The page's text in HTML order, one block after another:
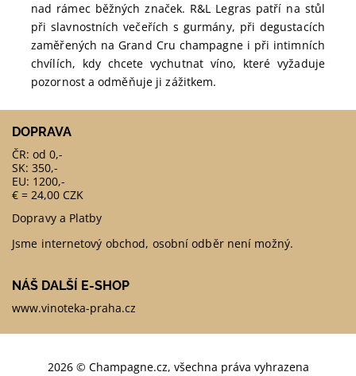
nad rámec běžných značek. R&L Legras patří na stůl
při slavnostních večeřích s gurmány, při degustacích
zaměřených na Grand Cru champagne i při intimních
chvílích, kdy chcete vychutnat víno, které vyžaduje
pozornost a odměňuje ji zážitkem.
DOPRAVA
ČR: od 0,-
SK: 350,-
EU: 1200,-
€ = 24,00 CZK
Dopravy a Platby
Jsme internetový obchod, osobní odběr není možný.
NÁŠ DALŠÍ E-SHOP
www.vinoteka-praha.cz
2026 © Champagne.cz, všechna práva vyhrazena